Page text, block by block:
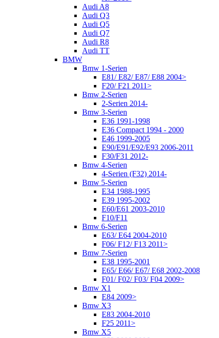
Audi A8
Audi Q3
Audi Q5
Audi Q7
Audi R8
Audi TT
BMW
Bmw 1-Serien
E81/ E82/ E87/ E88 2004>
F20/ F21 2011>
Bmw 2-Serien
2-Serien 2014-
Bmw 3-Serien
E36 1991-1998
E36 Compact 1994 - 2000
E46 1999-2005
E90/E91/E92/E93 2006-2011
F30/F31 2012-
Bmw 4-Serien
4-Serien (F32) 2014-
Bmw 5-Serien
E34 1988-1995
E39 1995-2002
E60/E61 2003-2010
F10/F11
Bmw 6-Serien
E63/ E64 2004-2010
F06/ F12/ F13 2011>
Bmw 7-Serien
E38 1995-2001
E65/ E66/ E67/ E68 2002-2008
F01/ F02/ F03/ F04 2009>
Bmw X1
E84 2009>
Bmw X3
E83 2004-2010
F25 2011>
Bmw X5